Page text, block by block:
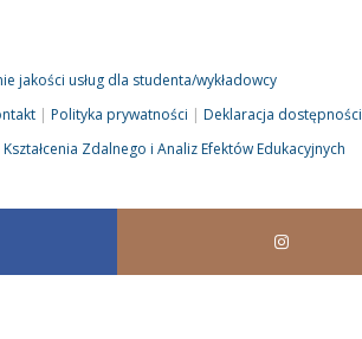
jakości usług dla studenta/wykładowcy
|Polityka prywatności |Deklaracja dostępności
Zdalnego i Analiz Efektów Edukacyjnych